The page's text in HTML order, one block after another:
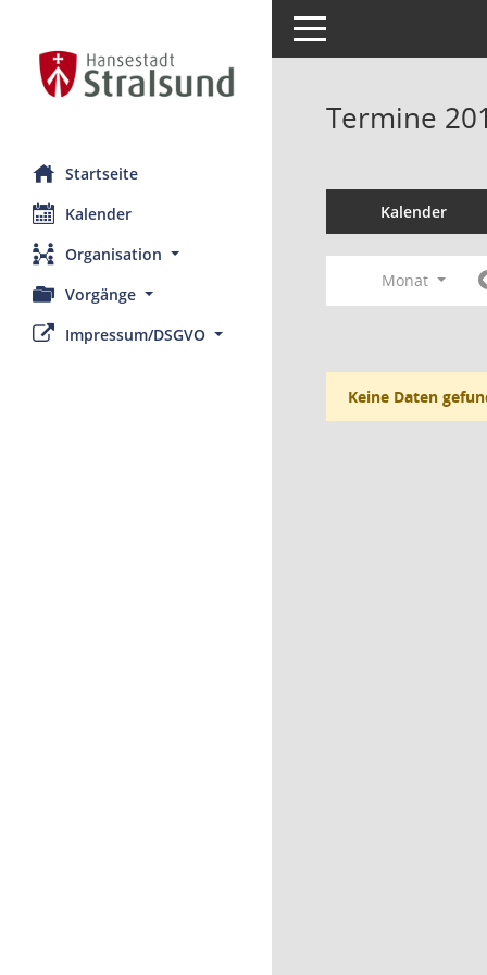
Startseite
Kalender
Organisation
Vorgänge
Impressum/DSGVO
Toggle navigation
Termine
Kalender
Monat
Keine Daten